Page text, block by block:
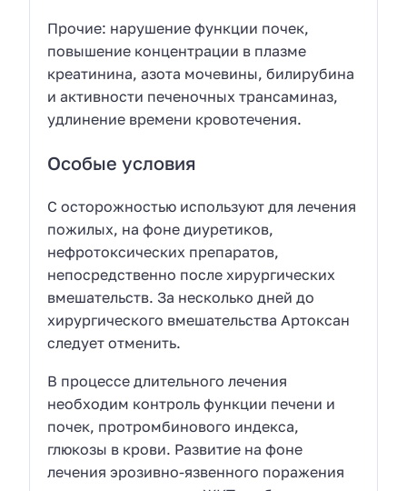
Прочие: нарушение функции почек,
повышение концентрации в плазме
креатинина, азота мочевины, билирубина
и активности печеночных трансаминаз,
удлинение времени кровотечения.
Особые условия
С осторожностью используют для лечения
пожилых, на фоне диуретиков,
нефротоксических препаратов,
непосредственно после хирургических
вмешательств. За несколько дней до
хирургического вмешательства Артоксан
следует отменить.
В процессе длительного лечения
необходим контроль функции печени и
почек, протромбинового индекса,
глюкозы в крови. Развитие на фоне
лечения эрозивно-язвенного поражения